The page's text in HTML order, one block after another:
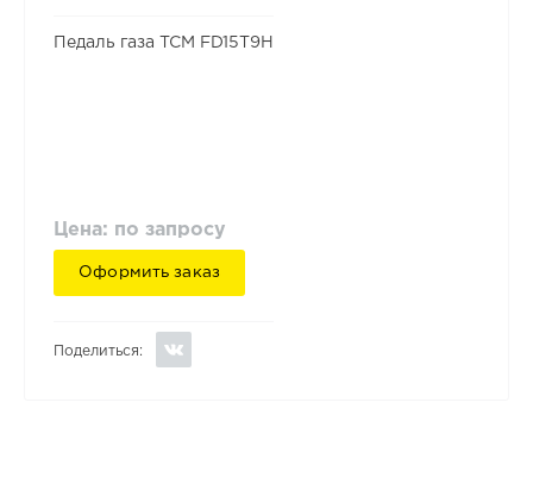
Педаль газа TCM FD15T9H
Цена: по запросу
Оформить заказ
Поделиться: